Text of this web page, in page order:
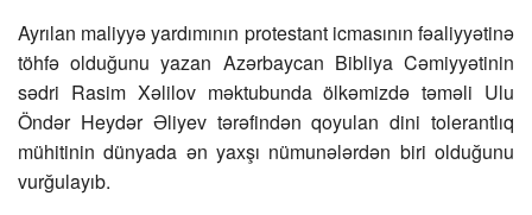
Ayrılan maliyyə yardımının protestant icmasının fəaliyyətinə
töhfə olduğunu yazan Azərbaycan Bibliya Cəmiyyətinin
sədri Rasim Xəlilov məktubunda ölkəmizdə təməli Ulu
Öndər Heydər Əliyev tərəfindən qoyulan dini tolerantlıq
mühitinin dünyada ən yaxşı nümunələrdən biri olduğunu
vurğulayıb.